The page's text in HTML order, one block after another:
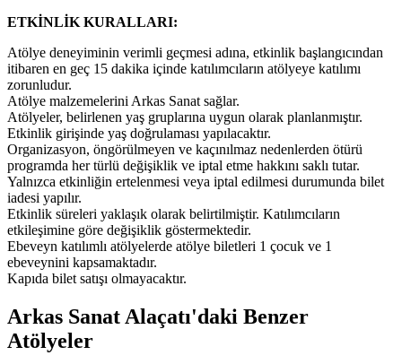
ETKİNLİK KURALLARI:
Atölye deneyiminin verimli geçmesi adına, etkinlik başlangıcından
itibaren en geç 15 dakika içinde katılımcıların atölyeye katılımı
zorunludur.
Atölye malzemelerini Arkas Sanat sağlar.
Atölyeler, belirlenen yaş gruplarına uygun olarak planlanmıştır.
Etkinlik girişinde yaş doğrulaması yapılacaktır.
Organizasyon, öngörülmeyen ve kaçınılmaz nedenlerden ötürü
programda her türlü değişiklik ve iptal etme hakkını saklı tutar.
Yalnızca etkinliğin ertelenmesi veya iptal edilmesi durumunda bilet
iadesi yapılır.
Etkinlik süreleri yaklaşık olarak belirtilmiştir. Katılımcıların
etkileşimine göre değişiklik göstermektedir.
Ebeveyn katılımlı atölyelerde atölye biletleri 1 çocuk ve 1
ebeveynini kapsamaktadır.
Kapıda bilet satışı olmayacaktır.
Arkas Sanat Alaçatı'daki Benzer
Atölyeler